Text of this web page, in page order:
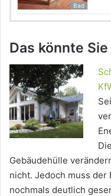
Bad
Das könnte
Gebäudehülle
nicht. Jedoch muss der
nochmals deutlich